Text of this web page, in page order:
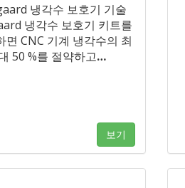
냉각수 보호기 기술
냉각수 보호기 키트를
면 CNC 기계 냉각수의 최
50 %를 절약하고…
보기